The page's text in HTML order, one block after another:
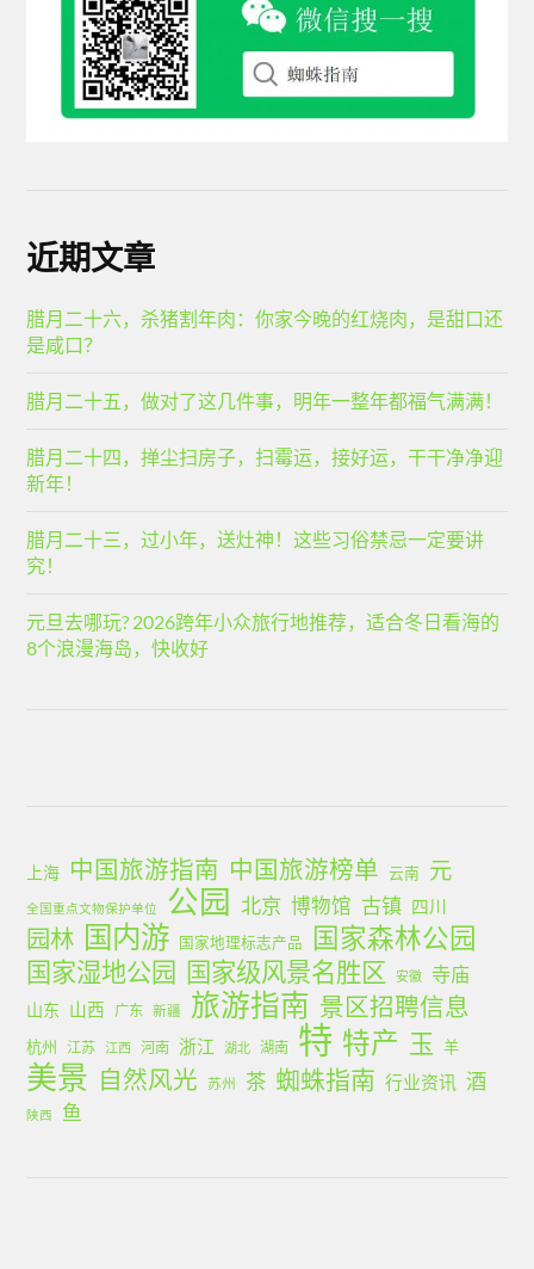
近期文章
腊月二十六，杀猪割年肉：你家今晚的红烧肉，是甜口还
是咸口？
腊月二十五，做对了这几件事，明年一整年都福气满满！
腊月二十四，掸尘扫房子，扫霉运，接好运，干干净净迎
新年！
腊月二十三，过小年，送灶神！这些习俗禁忌一定要讲
究！
元旦去哪玩? 2026跨年小众旅行地推荐，适合冬日看海的
8个浪漫海岛，快收好
上海 中国旅游指南 中国旅游榜单 云南 元
全国重点文物保护单位 公园 北京 博物馆 古镇 四川
园林 国内游 国家地理标志产品 国家森林公园
国家湿地公园 国家级风景名胜区 安徽 寺庙
山东 山西 广东 新疆 旅游指南 景区招聘信息
杭州 江苏 江西 河南 浙江 湖北 湖南 特 特产 玉 羊
美景 自然风光 苏州 茶 蜘蛛指南 行业资讯 酒
陕西 鱼